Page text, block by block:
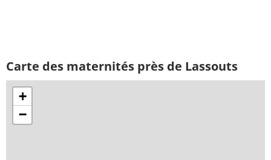
Carte des maternités près de Lassouts
+
−